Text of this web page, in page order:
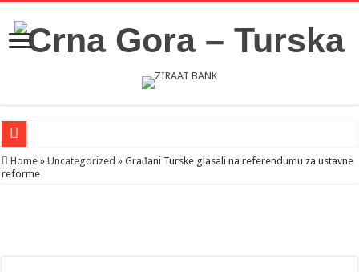
Novosti iz Acibadema
Home » Uncategorized » Građani Turske glasali na referendumu za ustavne
reforme